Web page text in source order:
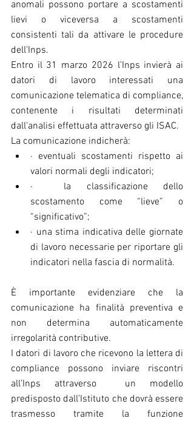
anomali possono portare a scostamenti
lievi o viceversa a scostamenti
consistenti tali da attivare le procedure
dell’Inps.
Entro il 31 marzo 2026 l’Inps invierà ai
datori di lavoro interessati una
comunicazione telematica di compliance,
contenente i risultati determinati
dall’analisi effettuata attraverso gli ISAC.
La comunicazione indicherà:
· eventuali scostamenti rispetto ai
valori normali degli indicatori;
·  la classificazione dello
scostamento come “lieve” o
“significativo”;
· una stima indicativa delle giornate
di lavoro necessarie per riportare gli
indicatori nella fascia di normalità.
È importante evidenziare che la
comunicazione ha finalità preventiva e
non determina automaticamente
irregolarità contributive.
I datori di lavoro che ricevono la lettera di
compliance possono inviare riscontri
all’Inps attraverso  un modello
predisposto dall’Istituto che dovrà essere
trasmesso tramite la funzione